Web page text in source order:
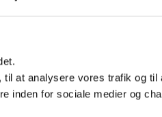
at analysere vores trafik og
inden for sociale medier og